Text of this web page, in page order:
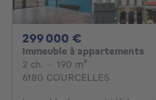
299 000 €
Immeuble à appartements
2 ch. 2 chambres
· 190 m²
6180 COURCELLES